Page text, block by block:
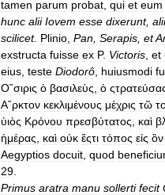
tamen parum probat qui et eum
hunc alii Iovem esse dixerunt, alii
scilicet. Plinio Pan Serapis et
exstructa fuisse ex P. Victoris et
eius teste Diodorô huiusmodi
Ο῎σιρις ὁ βασιλεὺς ὁ
Α῎ρκτον κεκλιμένους μέχρις τῶ
ὑιὸς Κρόνου πρεσβύτατος καὶ
ἡμέρας
καὶ οὐκ ἔςτι τόπος εἰς ὃν
Aegyptios docuit quod
29
Primus aratra manu sollerti fecit